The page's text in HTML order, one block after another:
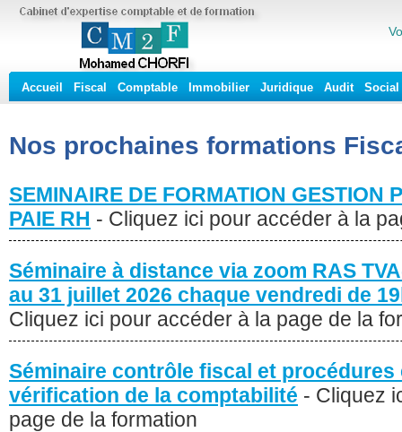
Accueil Fiscal Comptable Immobilier Juridique Audit Social
Nos prochaines formations
SEMINAIRE DE FORMATION GESTION
PAIE RH - Cliquez ici pour accéder à la
Séminaire à distance via zoom RAS
au 31 juillet 2026 chaque vendredi de
Cliquez ici pour accéder à la page de la
Séminaire contrôle fiscal et procédures
vérification de la comptabilité - Cliquez
page de la formation